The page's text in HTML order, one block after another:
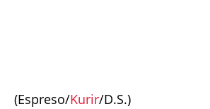
(Espreso/Kurir/D.S.)